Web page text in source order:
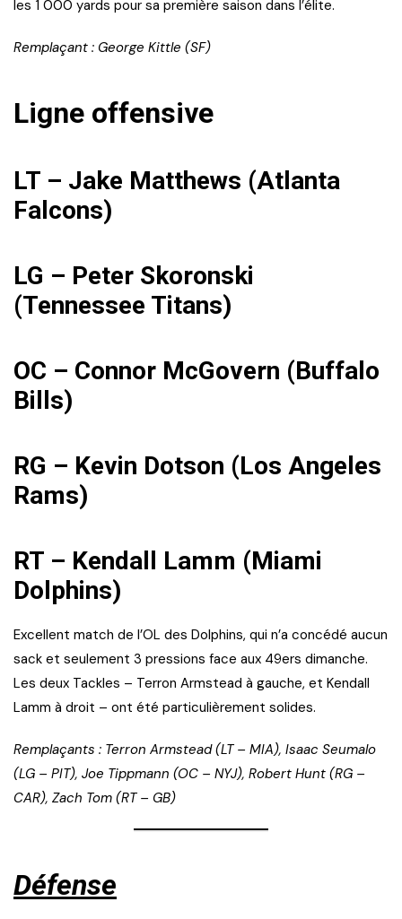
les 1 000 yards pour sa première saison dans l’élite.
Remplaçant : George Kittle (SF)
Ligne offensive
LT – Jake Matthews (Atlanta
Falcons)
LG – Peter Skoronski
(Tennessee Titans)
OC – Connor McGovern (Buffalo
Bills)
RG – Kevin Dotson (Los Angeles
Rams)
RT – Kendall Lamm (Miami
Dolphins)
Excellent match de l’OL des Dolphins, qui n’a concédé aucun
sack et seulement 3 pressions face aux 49ers dimanche.
Les deux Tackles – Terron Armstead à gauche, et Kendall
Lamm à droit – ont été particulièrement solides.
Remplaçants : Terron Armstead (LT – MIA), Isaac Seumalo
(LG – PIT), Joe Tippmann (OC – NYJ), Robert Hunt (RG –
CAR), Zach Tom (RT – GB)
Défense